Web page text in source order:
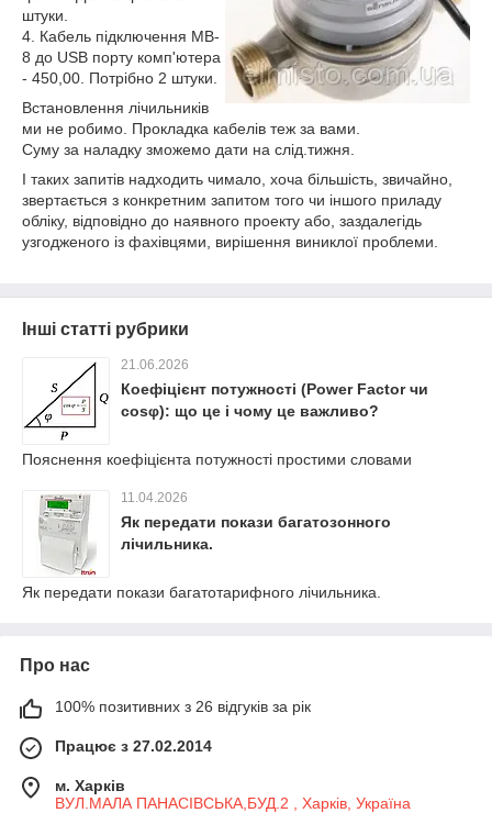
штуки.
4. Кабель підключення MB-
8 до USB порту комп'ютера
- 450,00. Потрібно 2 штуки.
Встановлення лічильників
ми не робимо. Прокладка кабелів теж за вами.
Суму за наладку зможемо дати на слід.тижня.
І таких запитів надходить чимало, хоча більшість, звичайно,
звертається з конкретним запитом того чи іншого приладу
обліку, відповідно до наявного проекту або, заздалегідь
узгодженого із фахівцями, вирішення виниклої проблеми.
Інші статті рубрики
21.06.2026
Коефіцієнт потужності (Power Factor чи
cosφ): що це і чому це важливо?
Пояснення коефіцієнта потужності простими словами
11.04.2026
Як передати покази багатозонного
лічильника.
Як передати покази багатотарифного лічильника.
Про нас
100% позитивних з 26 відгуків за рік
Працює з 27.02.2014
м. Харків
ВУЛ.МАЛА ПАНАСІВСЬКА,БУД.2 , Харків, Україна